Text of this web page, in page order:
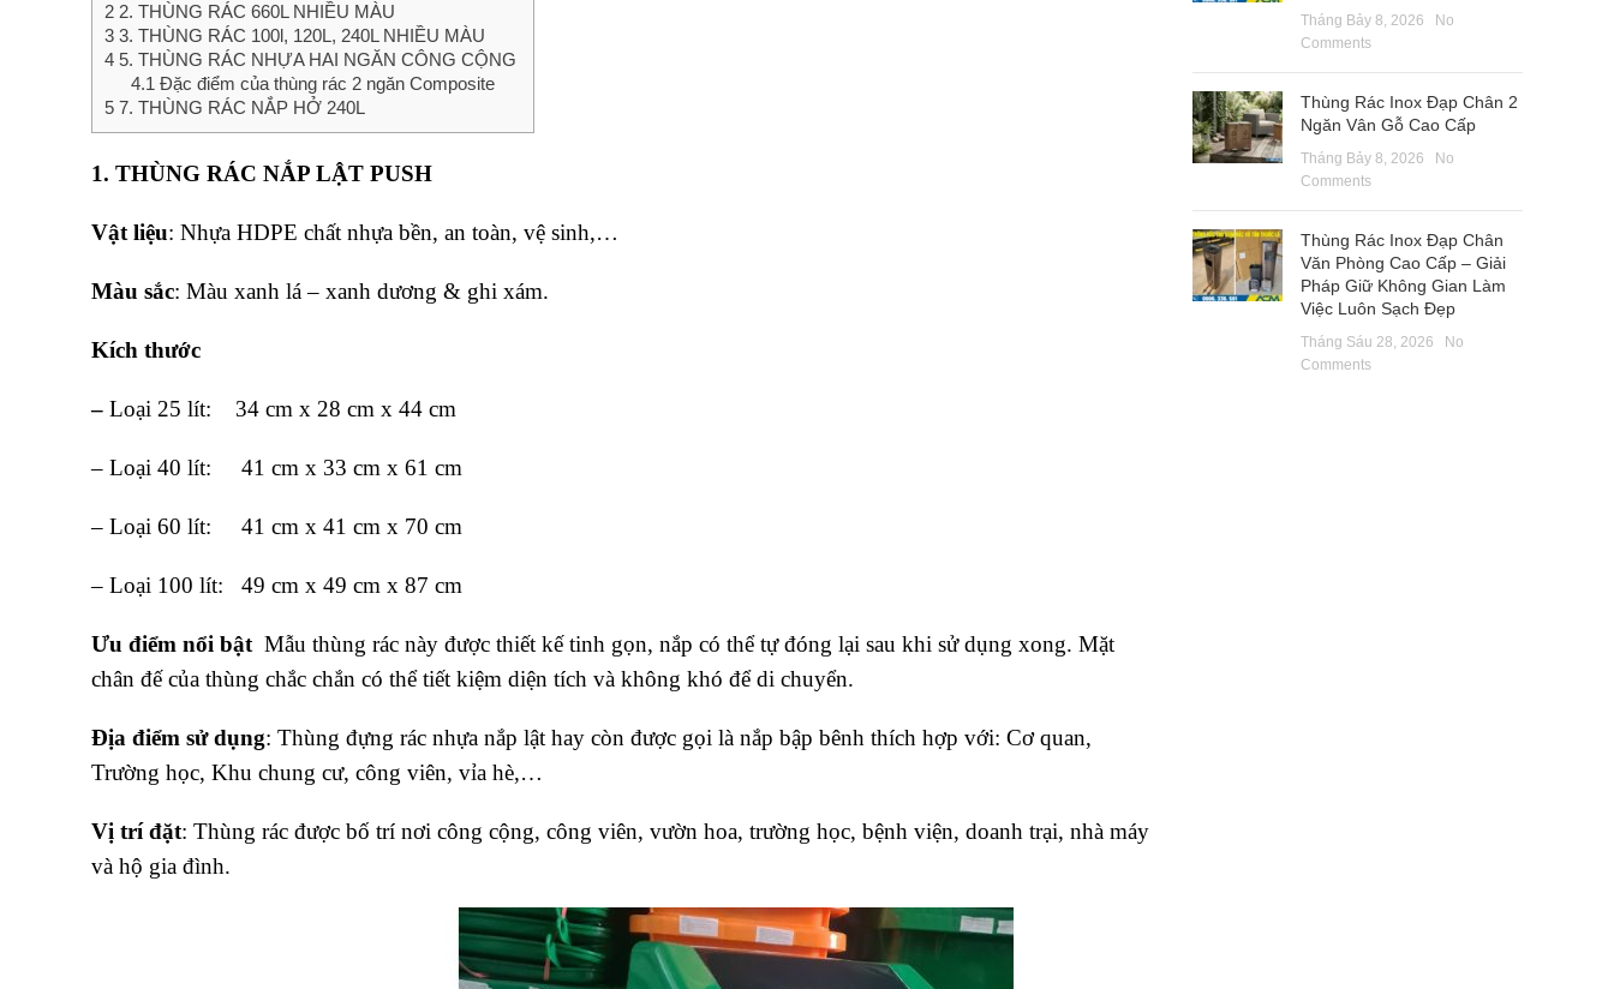
2 2. THÙNG RÁC 660L NHIỀU MÀU
3 3. THÙNG RÁC 100l, 120L, 240L NHIỀU MÀU
4 5. THÙNG RÁC NHỰA HAI NGĂN CÔNG CỘNG
4.1 Đặc điểm của thùng rác 2 ngăn Composite
5 7. THÙNG RÁC NẮP HỞ 240L
1. THÙNG RÁC NẮP LẬT PUSH
Vật liệu: Nhựa HDPE chất nhựa bền, an toàn, vệ sinh,…
Màu sắc: Màu xanh lá – xanh dương & ghi xám.
Kích thước
– Loại 25 lít: 34 cm x 28 cm x 44 cm
– Loại 40 lít: 41 cm x 33 cm x 61 cm
– Loại 60 lít: 41 cm x 41 cm x 70 cm
– Loại 100 lít: 49 cm x 49 cm x 87 cm
Ưu điểm nổi bật Mẫu thùng rác này được thiết kế tinh gọn, nắp có thể tự đóng lại sau khi sử dụng xong. Mặt
chân đế của thùng chắc chắn có thể tiết kiệm diện tích và không khó để di chuyển.
Địa điểm sử dụng: Thùng đựng rác nhựa nắp lật hay còn được gọi là nắp bập bênh thích hợp với: Cơ quan,
Trường học, Khu chung cư, công viên, vỉa hè,…
Vị trí đặt: Thùng rác được bố trí nơi công cộng, công viên, vườn hoa, trường học, bệnh viện, doanh trại, nhà máy
và hộ gia đình.
Tháng Bảy 8, 2026
No
Comments
Thùng Rác Inox Đạp Chân 2
Ngăn Vân Gỗ Cao Cấp
Tháng Bảy 8, 2026
No
Comments
Thùng Rác Inox Đạp Chân
Văn Phòng Cao Cấp – Giải
Pháp Giữ Không Gian Làm
Việc Luôn Sạch Đẹp
Tháng Sáu 28, 2026
No
Comments